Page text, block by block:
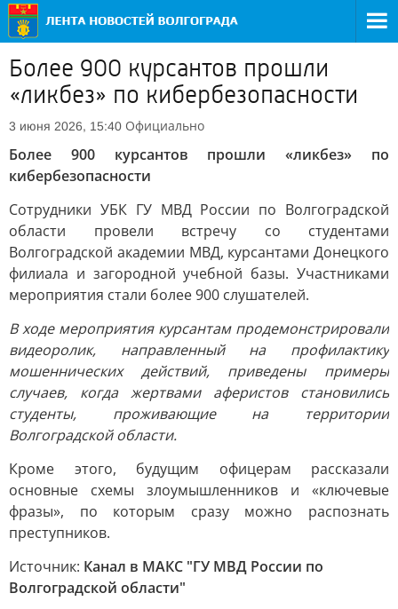
Более 900 курсантов прошли
«ликбез» по кибербезопасности
3 июня 2026, 15:40 Официально
Более 900 курсантов прошли «ликбез» по
кибербезопасности
Сотрудники УБК ГУ МВД России по Волгоградской
области провели встречу со студентами
Волгоградской академии МВД, курсантами Донецкого
филиала и загородной учебной базы. Участниками
мероприятия стали более 900 слушателей.
В ходе мероприятия курсантам продемонстрировали
видеоролик, направленный на профилактику
мошеннических действий, приведены примеры
случаев, когда жертвами аферистов становились
студенты, проживающие на территории
Волгоградской области.
Кроме этого, будущим офицерам рассказали
основные схемы злоумышленников и «ключевые
фразы», по которым сразу можно распознать
преступников.
Источник: Канал в МАКС "ГУ МВД России по
Волгоградской области"